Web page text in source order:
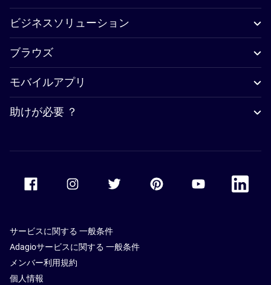
ビジネスソリューション
ブラウズ
モバイルアプリ
助けが必要 ？
Accor Facebook Accor TwitterAccor PinterestAccor Youtube
Accor
サービスに関する 一般条件
Adagioサービスに関する 一般条件
メンバー利用規約
個人情報